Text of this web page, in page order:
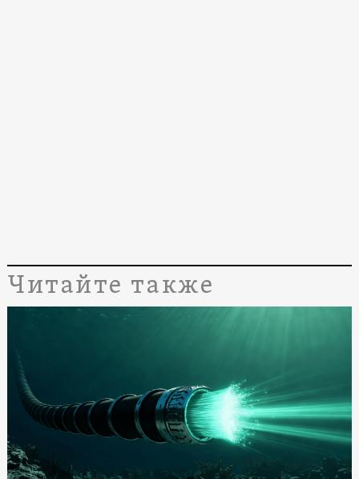
Читайте также